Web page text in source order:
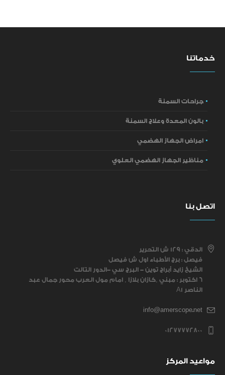
خدماتنا
جراحات السمنة
بالون المعدة وعلاج السمنة
امراض الجهاز الهضمي
مناظير الجهاز الهضمي العلوي
اتصل بنا
الدقي : ١٢٩ ش التحرير
فيصل : برج الأطباء اول ش فيصل
الشيخ زايد أبراج توين - البرج سي -الدور التالت
6 اكتوبر : مبني ,كازان بلازا , امام مول العرب محور جمال عبد
الناصر A1
info@amerscope.net
01277772800
مواعيد المركز